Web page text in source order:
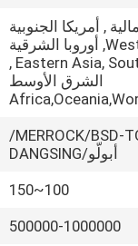
, أمريكا الجنوبية
,Western Europe, أوروبا الشرقية
,Eastern Asia, South east asia ,
الشرق الأوسط
MERROCK/BSD-TOP/
أبولّو/DANGSING
100~150
500000-1000000